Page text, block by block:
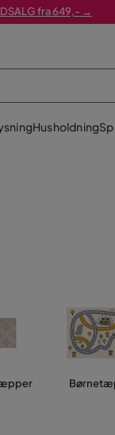
fra 649,- →
Husholdning